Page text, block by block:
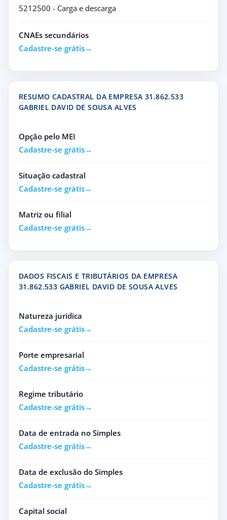
5212500 - Carga e descarga
CNAEs secundários
Cadastre-se grátis
RESUMO CADASTRAL DA EMPRESA 31.862.533
GABRIEL DAVID DE SOUSA ALVES
Opção pelo MEI
Cadastre-se grátis
Situação cadastral
Cadastre-se grátis
Matriz ou filial
Cadastre-se grátis
DADOS FISCAIS E TRIBUTÁRIOS DA EMPRESA
31.862.533 GABRIEL DAVID DE SOUSA ALVES
Natureza jurídica
Cadastre-se grátis
Porte empresarial
Cadastre-se grátis
Regime tributário
Cadastre-se grátis
Data de entrada no Simples
Cadastre-se grátis
Data de exclusão do Simples
Cadastre-se grátis
Capital social